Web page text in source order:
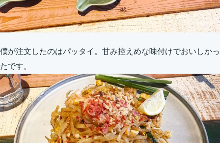
僕が注文したのはパッタイ。甘み控えめな味付けでおいしかっ
たです。